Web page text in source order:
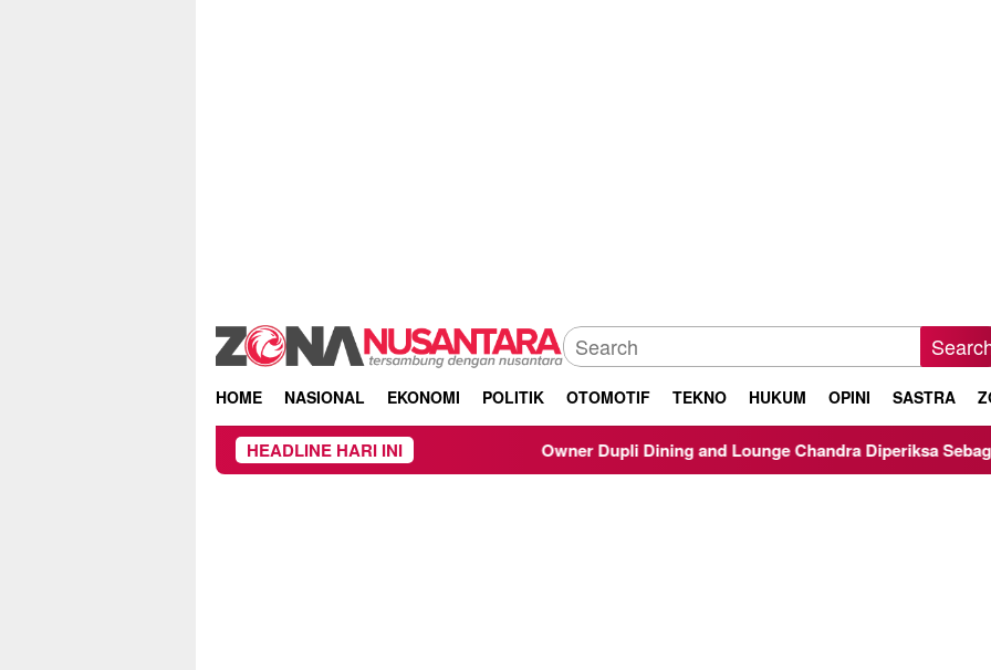
HOME NASIONAL EKONOMI POLITIK OTOMOTIF TEKNO HUKUM OPINI SASTRA
HEADLINE HARI INI Owner Dupli Dining and Lounge Chandra Diperiksa Sebagai Saksi